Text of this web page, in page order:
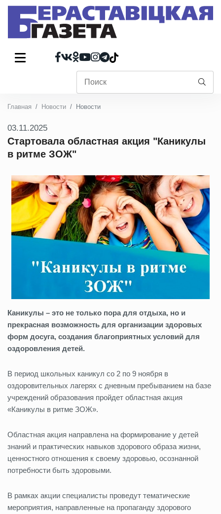
Главная Новости Новости
03.11.2025
Стартовала областная акция "Каникулы
в ритме ЗОЖ"
Каникулы – это не только пора для отдыха, но и
прекрасная возможность для организации здоровых
форм досуга, создания благоприятных условий для
оздоровления детей.
В период школьных каникул со 2 по 9 ноября в
оздоровительных лагерях с дневным пребыванием на базе
учреждений образования пройдет областная акция
«Каникулы в ритме ЗОЖ».
Областная акция направлена на формирование у детей
знаний и практических навыков здорового образа жизни,
ценностного отношения к своему здоровью, осознанной
потребности быть здоровыми.
В рамках акции специалисты проведут тематические
мероприятия, направленные на пропаганду здорового